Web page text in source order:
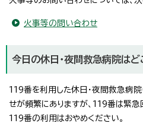
火事等の問い合わせ
今日の休日・夜間救急病院は
119番を利用した休日・夜間救急病院
せが頻繁にありますが、119番は緊
119番の利用はおやめください。